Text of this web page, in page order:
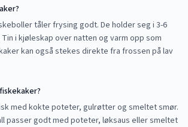
tåler frysing godt. De holder seg i 3-6
Tin i kjøleskap over natten og varm opp som
kan også stekes direkte fra frossen på lav
med kokte poteter, gulrøtter og smeltet smør.
passer godt med poteter, løksaus eller smeltet